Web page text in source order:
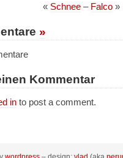
« Schnee – Falco »
»
Kommentar
in to post a comment.